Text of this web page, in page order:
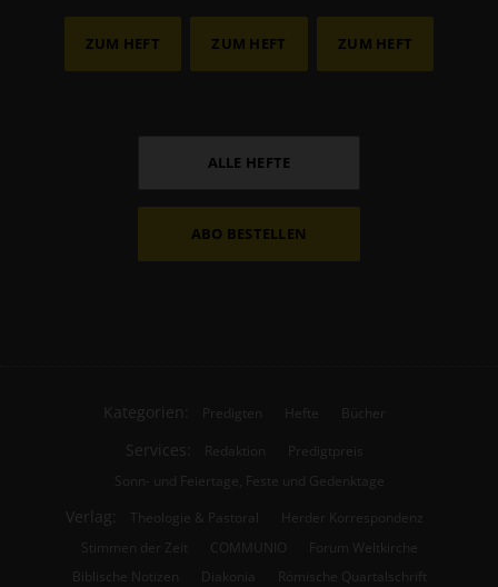
ZUM HEFT ZUM HEFT ZUM HEFT
ALLE HEFTE
ABO BESTELLEN
Kategorien: Predigten Hefte Bücher
Services: Redaktion
Predigtpreis
Sonn- und Feiertage, Feste und Gedenktage
Verlag: Theologie & Pastoral
Herder Korrespondenz
Stimmen der Zeit
COMMUNIO
Forum Weltkirche
Biblische Notizen
Diakonia Römische Quartalschrift